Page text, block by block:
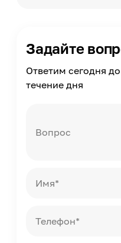
Задайте
Ответим сегодня
течение дня
Вопрос
Имя*
Телефон*